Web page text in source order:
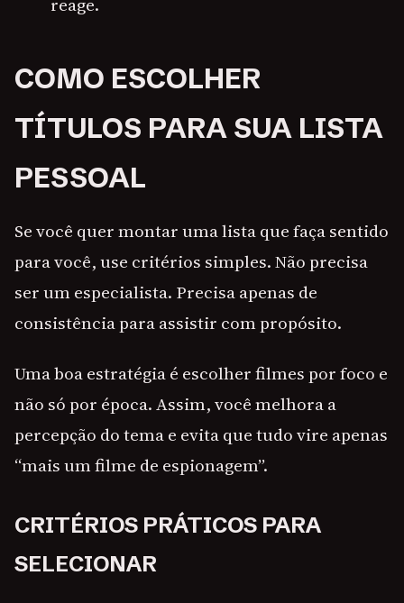
reage.
COMO ESCOLHER
TÍTULOS PARA SUA LISTA
PESSOAL
Se você quer montar uma lista que faça sentido
para você, use critérios simples. Não precisa
ser um especialista. Precisa apenas de
consistência para assistir com propósito.
Uma boa estratégia é escolher filmes por foco e
não só por época. Assim, você melhora a
percepção do tema e evita que tudo vire apenas
“mais um filme de espionagem”.
CRITÉRIOS PRÁTICOS PARA
SELECIONAR